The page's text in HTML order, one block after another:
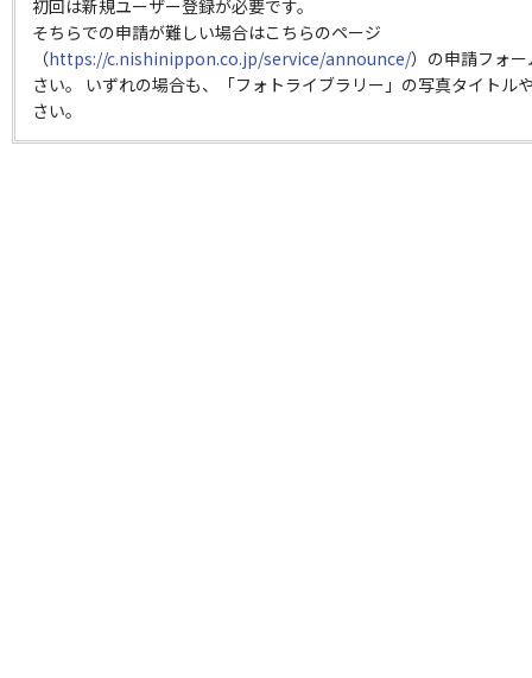
初回は新規ユーザー登録が必要です。
そちらでの申請が難しい場合はこちらのページ
（https://c.nishinippon.co.jp/service/announce/）の申請フォ
さい。 いずれの場合も、「フォトライブラリー」の写真タイトル
さい。